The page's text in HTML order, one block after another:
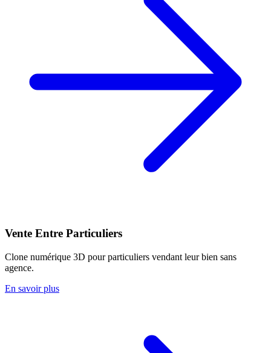
Vente Entre Particuliers
Clone numérique 3D pour particuliers vendant leur bien sans
agence.
En savoir plus